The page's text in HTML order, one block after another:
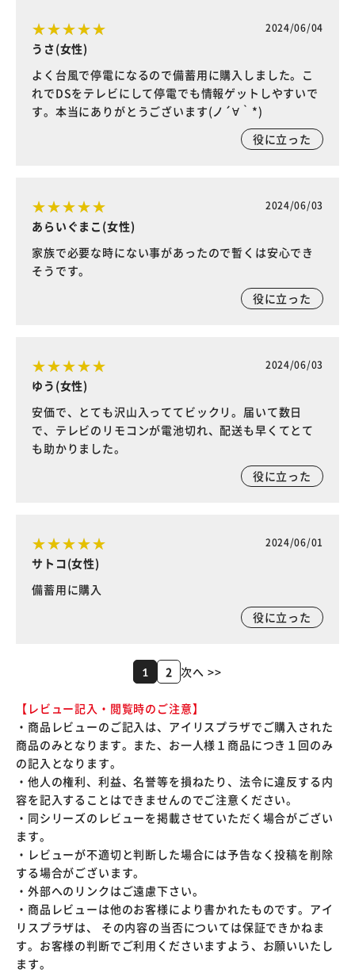
2024/06/04
うさ(女性)
よく台風で停電になるので備蓄用に購入しました。こ
れでDSをテレビにして停電でも情報ゲットしやすいで
す。本当にありがとうございます(ノ´∀｀*)
役に立った
2024/06/03
あらいぐまこ(女性)
家族で必要な時にない事があったので暫くは安心でき
そうです。
役に立った
2024/06/03
ゆう(女性)
安価で、とても沢山入っててビックリ。届いて数日
で、テレビのリモコンが電池切れ、配送も早くてとて
も助かりました。
役に立った
2024/06/01
サトコ(女性)
備蓄用に購入
役に立った
1 2 次へ >>
【レビュー記入・閲覧時のご注意】
・商品レビューのご記入は、アイリスプラザでご購入された
商品のみとなります。また、お一人様１商品につき１回のみ
の記入となります。
・他人の権利、利益、名誉等を損ねたり、法令に違反する内
容を記入することはできませんのでご注意ください。
・同シリーズのレビューを掲載させていただく場合がござい
ます。
・レビューが不適切と判断した場合には予告なく投稿を削除
する場合がございます。
・外部へのリンクはご遠慮下さい。
・商品レビューは他のお客様により書かれたものです。アイ
リスプラザは、 その内容の当否については保証できかねま
す。お客様の判断でご利用くださいますよう、お願いいたし
ます。